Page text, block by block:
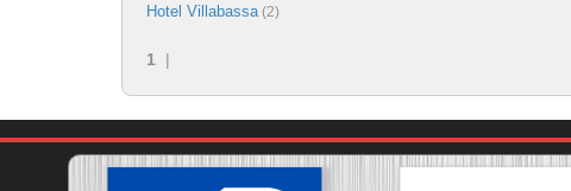
Hotel Villabassa(2)
1 |